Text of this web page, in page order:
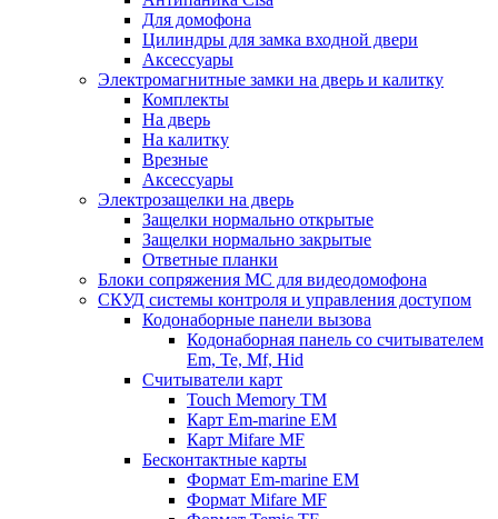
Для домофона
Цилиндры для замка входной двери
Аксессуары
Электромагнитные замки на дверь и калитку
Комплекты
На дверь
На калитку
Врезные
Аксессуары
Электрозащелки на дверь
Защелки нормально открытые
Защелки нормально закрытые
Ответные планки
Блоки сопряжения МС для видеодомофона
СКУД системы контроля и управления доступом
Кодонаборные панели вызова
Кодонаборная панель со считывателем
Em, Te, Mf, Hid
Считыватели карт
Touch Memory TM
Карт Em-marine EM
Карт Mifare MF
Бесконтактные карты
Формат Em-marine EM
Формат Mifare MF